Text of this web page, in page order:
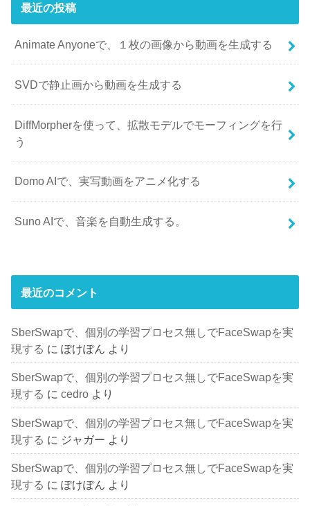
最近の投稿
Animate Anyoneで、１枚の画像から動画を生成する
SVDで静止画から動画を生成する
DiffMorpherを使って、拡散モデルでモーフィングを行
う
Domo AIで、実写動画をアニメ化する
Suno AIで、音楽を自動生成する。
最近のコメント
SberSwapで、個別の学習プロセス無しでFaceSwapを実
現する にぽけぽん より
SberSwapで、個別の学習プロセス無しでFaceSwapを実
現する にcedro より
SberSwapで、個別の学習プロセス無しでFaceSwapを実
現する に ジャガー より
SberSwapで、個別の学習プロセス無しでFaceSwapを実
現する にぽけぽん より